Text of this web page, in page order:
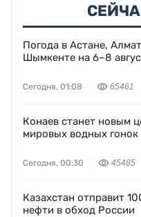
Погода в Астане,
Шымкенте на 6–8
Сегодня, 01:08 65461
Конаев станет новым
мировых водных гонок
Сегодня, 00:30 45485
Казахстан отправит
нефти в обход России